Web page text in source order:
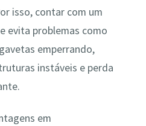
isso, contar com um
evita problemas como
emperrando,
instáveis e perda
em